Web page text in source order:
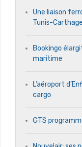
Une liaison
Tunis-Carthage
Bookingo
maritime
L’aéroport
cargo
GTS